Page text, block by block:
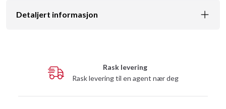
Detaljert informasjon
Rask levering
Rask levering til en agent nær deg